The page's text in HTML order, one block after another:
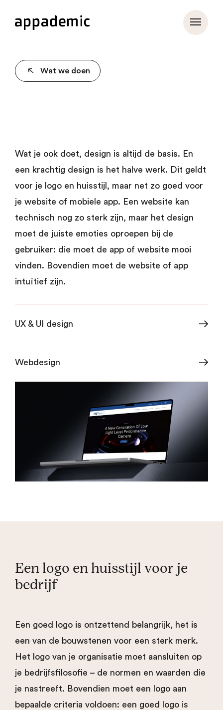
Wat we doen
Wat je ook doet, design is altijd de basis. En
een krachtig design is het halve werk. Dit geldt
voor je logo en huisstijl, maar net zo goed voor
je website of mobiele app. Een website kan
technisch nog zo sterk zijn, maar het design
moet de juiste emoties oproepen bij de
gebruiker: die moet de app of website mooi
vinden. Bovendien moet de website of app
intuïtief zijn.
UX & UI design
Webdesign
Een logo en huisstijl voor je
bedrijf
Een goed logo is ontzettend belangrijk, het is
een van de bouwstenen voor een sterk merk.
Het logo van je organisatie moet aansluiten op
je bedrijfsfilosofie – de normen en waarden die
je nastreeft. Bovendien moet een logo aan
bepaalde criteria voldoen: een goed logo is